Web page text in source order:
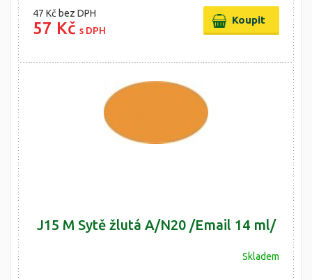
47 Kč bez DPH
57 Kč s DPH
J15 M Sytě žlutá A/N20 /Email 14 ml/
Skladem